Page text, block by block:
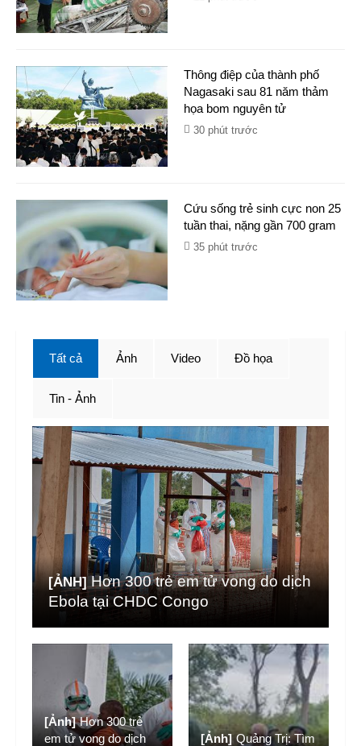
Thông điệp của thành phố
Nagasaki sau 81 năm thảm
họa bom nguyên tử
30 phút trước
Cứu sống trẻ sinh cực non 25
tuần thai, nặng gần 700 gram
35 phút trước
Tất cả
[ẢNH] Hơn 300 trẻ em tử vong do dịch
Ebola tại CHDC Congo
[Ảnh] Hơn 300 trẻ
em tử vong do dịch
[Ảnh] Quảng Trị: Tìm
Ảnh Video Đồ họa
Tin - Ảnh